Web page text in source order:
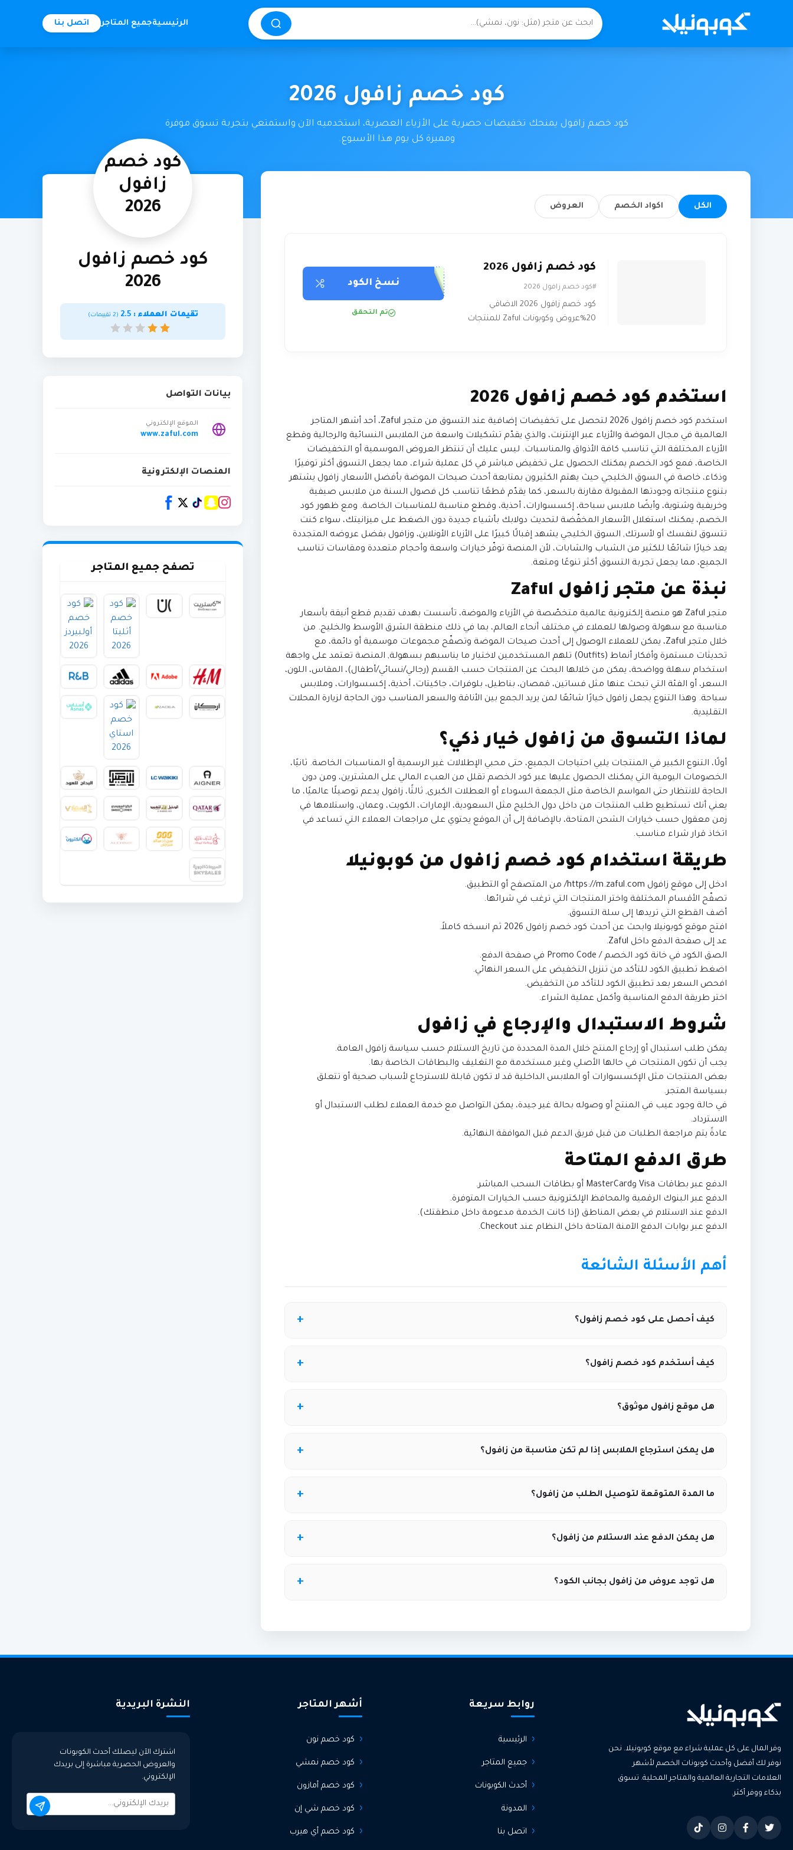
الرئيسيةجميع المتاجر اتصل بنا
كود خصم زافول 2026
كود خصم زافول يمنحك تخفيضات حصرية على الأزياء العصرية، استخدميه الآن واستمتعي بتجربة تسوق موفرة
ومميزة كل يوم هذا الأسبوع.
الكل اكواد الخصم العروض
كود خصم زافول 2026
#كود خصم زافول 2026
كود خصم زافول 2026 الاضافي
20%عروض وكوبونات Zaful للمنتجات
نسخ الكود
تم التحقق
استخدم كود خصم زافول 2026
استخدم كود خصم زافول 2026 لتحصل على تخفيضات إضافية عند التسوق من متجر Zaful، أحد أشهر المتاجر
العالمية في مجال الموضة والأزياء عبر الإنترنت، والذي يقدّم تشكيلات واسعة من الملابس النسائية والرجالية وقطع
الأزياء المختلفة التي تناسب كافة الأذواق والمناسبات. ليس عليك أن تنتظر العروض الموسمية أو التخفيضات
الخاصة، فمع كود الخصم يمكنك الحصول على تخفيض مباشر في كل عملية شراء، مما يجعل التسوق أكثر توفيرًا
وذكاء، خاصة في السوق الخليجي حيث يهتم الكثيرون بمتابعة أحدث صيحات الموضة بأفضل الأسعار, زافول يشتهر
بتنوع منتجاته وجودتها المقبولة مقارنة بالسعر، كما يقدّم قطعًا تناسب كل فصول السنة من ملابس صيفية
وخريفية وشتوية، وأيضًا ملابس سباحة، إكسسوارات، أحذية، وقطع مناسبة للمناسبات الخاصة. ومع ظهور كود
الخصم، يمكنك استغلال الأسعار المخفّضة لتحديث دولابك بأشياء جديدة دون الضغط على ميزانيتك، سواء كنت
تتسوق لنفسك أو لأسرتك, السوق الخليجي يشهد إقبالًا كبيرًا على الأزياء الأونلاين، وزافول بفضل عروضه المتجددة
يعد خيارًا شائعًا للكثير من الشباب والشابات، لأن المنصة توفّر خيارات واسعة وأحجام متعددة ومقاسات تناسب
الجميع، مما يجعل تجربة التسوق أكثر تنوعًا ومتعة.
نبذة عن متجر زافول Zaful
متجر Zaful هو منصة إلكترونية عالمية متخصّصة في الأزياء والموضة، تأسست بهدف تقديم قطع أنيقة بأسعار
مناسبة مع سهولة وصولها للعملاء في مختلف أنحاء العالم، بما في ذلك منطقة الشرق الأوسط والخليج. من
خلال متجر Zaful، يمكن للعملاء الوصول إلى أحدث صيحات الموضة وتصفّح مجموعات موسمية أو دائمة، مع
تحديثات مستمرة وأفكار أنماط (Outfits) تلهم المستخدمين لاختيار ما يناسبهم بسهولة,
المنصة تعتمد على واجهة
استخدام سهلة وواضحة، يمكن من خلالها البحث عن المنتجات حسب القسم (رجالي/نسائي/أطفال)، المقاس، اللون،
السعر، أو الفئة التي تبحث عنها مثل فساتين، قمصان، بناطيل، بلوفرات، جاكيتات، أحذية، إكسسوارات، وملابس
سباحة. وهذا التنوع يجعل زافول خيارًا شائعًا لمن يريد الجمع بين الأناقة والسعر المناسب دون الحاجة لزيارة المحلات
التقليدية.
لماذا التسوق من زافول خيار ذكي؟
أولًا، التنوع الكبير في المنتجات يلبي احتياجات الجميع، حتى محبي الإطلالات غير الرسمية أو المناسبات الخاصة. ثانيًا،
الخصومات اليومية التي يمكنك الحصول عليها عبر كود الخصم تقلل من العبء المالي على المشترين، ومن دون
الحاجة للانتظار حتى المواسم الخاصة مثل الجمعة السوداء أو العطلات الكبرى, ثالثًا، زافول يدعم توصيلًا عالميًا، ما
يعني أنك تستطيع طلب المنتجات من داخل دول الخليج مثل السعودية، الإمارات، الكويت، وعمان، واستلامها في
زمن معقول حسب خيارات الشحن المتاحة، بالإضافة إلى أن الموقع يحتوي على مراجعات العملاء التي تساعد في
اتخاذ قرار شراء مناسب.
طريقة استخدام كود خصم زافول من كوبونيلا
ادخل إلى موقع زافول https://m.zaful.com/ من المتصفح أو التطبيق.
تصفّح الأقسام المختلفة واختر المنتجات التي ترغب في شرائها.
أضف القطع التي تريدها إلى سلة التسوق.
افتح موقع كوبونيلا وابحث عن أحدث كود خصم زافول 2026 ثم انسخه كاملاً.
عد إلى صفحة الدفع داخل Zaful.
الصق الكود في خانة كود الخصم / Promo Code في صفحة الدفع.
اضغط تطبيق الكود للتأكد من تنزيل التخفيض على السعر النهائي.
افحص السعر بعد تطبيق الكود للتأكد من التخفيض.
اختر طريقة الدفع المناسبة وأكمل عملية الشراء.
شروط الاستبدال والإرجاع في زافول
يمكن طلب استبدال أو إرجاع المنتج خلال المدة المحددة من تاريخ الاستلام حسب سياسة زافول العامة.
يجب أن تكون المنتجات في حالها الأصلي وغير مستخدمة مع التغليف والبطاقات الخاصة بها.
بعض المنتجات مثل الإكسسوارات أو الملابس الداخلية قد لا تكون قابلة للاسترجاع لأسباب صحية أو تتعلق
بسياسة المتجر.
في حالة وجود عيب في المنتج أو وصوله بحالة غير جيدة، يمكن التواصل مع خدمة العملاء لطلب الاستبدال أو
الاسترداد.
عادةً يتم مراجعة الطلبات من قبل فريق الدعم قبل الموافقة النهائية.
طرق الدفع المتاحة
الدفع عبر بطاقات Visa وMasterCard أو بطاقات السحب المباشر.
الدفع عبر البنوك الرقمية والمحافظ الإلكترونية حسب الخيارات المتوفرة.
الدفع عند الاستلام في بعض المناطق (إذا كانت الخدمة مدعومة داخل منطقتك).
الدفع عبر بوابات الدفع الآمنة المتاحة داخل النظام عند Checkout.
أهم الأسئلة الشائعة
كيف أحصل على كود خصم زافول؟
كيف أستخدم كود خصم زافول؟
هل موقع زافول موثوق؟
نعم، Zaful هو متجر أزياء عالمي معروف بخدماته في التسوق الأونلاين ومتاح في العديد من دول العالم بما
هل يمكن استرجاع الملابس إذا لم تكن مناسبة من زافول؟
يمكن طلب الاسترجاع ضمن المدة المسموح بها وفق سياسة المتجر وبشرط أن تكون القطع غير مستخدمة
ما المدة المتوقعة لتوصيل الطلب من زافول؟
مدة التوصيل تعتمد على البلد وسياسة الشحن التي تختارها عند الطلب، وتظهر لك تقديرات التسليم أثناء
هل يمكن الدفع عند الاستلام من زافول؟
قد يتوفر خيار الدفع عند الاستلام ببعض المناطق حسب سياسة زافل المحلي في دول الخليج.
هل توجد عروض من زافول بجانب الكود؟
كود خصم
زافول
2026
كود خصم زافول
2026
تقيمات العملاء :2.5
(
2 تقييمات)
بيانات التواصل
الموقع الإلكتروني
www.zaful.com
المنصات الإلكترونية
تصفح جميع المتاجر
وفر المال على كل عملية شراء مع موقع كوبونيلا. نحن
نوفر لك أفضل وأحدث كوبونات الخصم لأشهر
العلامات التجارية العالمية والمتاجر المحلية. تسوق
بذكاء ووفر أكثر.
روابط سريعة
الرئيسية
جميع المتاجر
أحدث الكوبونات
المدونة
اتصل بنا
أشهر المتاجر
كود خصم نون
كود خصم نمشي
كود خصم أمازون
كود خصم شي إن
كود خصم أي هيرب
النشرة البريدية
اشترك الآن ليصلك أحدث الكوبونات
والعروض الحصرية مباشرة إلى بريدك
الإلكتروني.